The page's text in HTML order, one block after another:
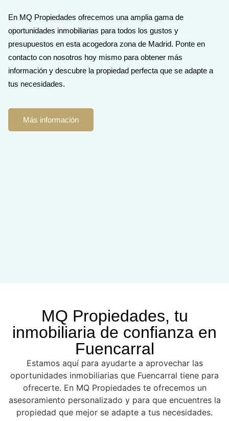
En MQ Propiedades ofrecemos una amplia gama de
oportunidades inmobiliarias para todos los gustos y
presupuestos en esta acogedora zona de Madrid. Ponte en
contacto con nosotros hoy mismo para obtener más
información y descubre la propiedad perfecta que se adapte a
tus necesidades.
Más información
MQ Propiedades, tu
inmobiliaria de confianza en
Fuencarral
Estamos aquí para ayudarte a aprovechar las
oportunidades inmobiliarias que Fuencarral tiene para
ofrecerte. En MQ Propiedades te ofrecemos un
asesoramiento personalizado y para que encuentres la
propiedad que mejor se adapte a tus necesidades.